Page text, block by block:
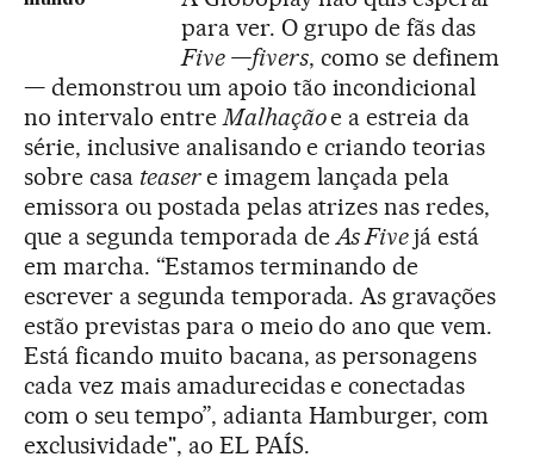
para ver. O grupo de fãs das
Five —fivers, como se definem
— demonstrou um apoio tão incondicional
no intervalo entreMalhaçãoe a estreia da
série, inclusive analisando e criando teorias
sobre casa teasere imagem lançada pela
emissora ou postada pelas atrizes nas redes,
que a segunda temporada deAs Fivejá está
em marcha. “Estamos terminando de
escrever a segunda temporada. As gravações
estão previstas para o meio do ano que vem.
Está ficando muito bacana, as personagens
cada vez mais amadurecidas e conectadas
com o seu tempo”, adianta Hamburger, com
exclusividade", ao EL PAÍS.